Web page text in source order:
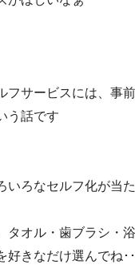
フサービスには、事
う話です
いろなセルフ化が当
タオル・歯ブラシ・
好きなだけ選んでね･